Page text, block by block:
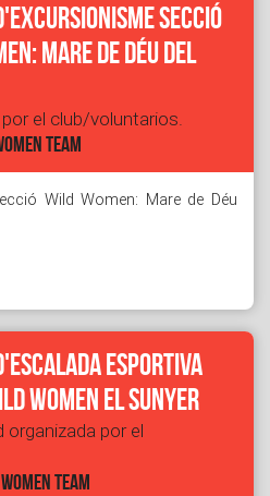
secció
Mare de Déu del
el club/voluntarios.
TEAM
Wild Women: Mare de Déu
esportiva
Women El Sunyer
por el
TEAM